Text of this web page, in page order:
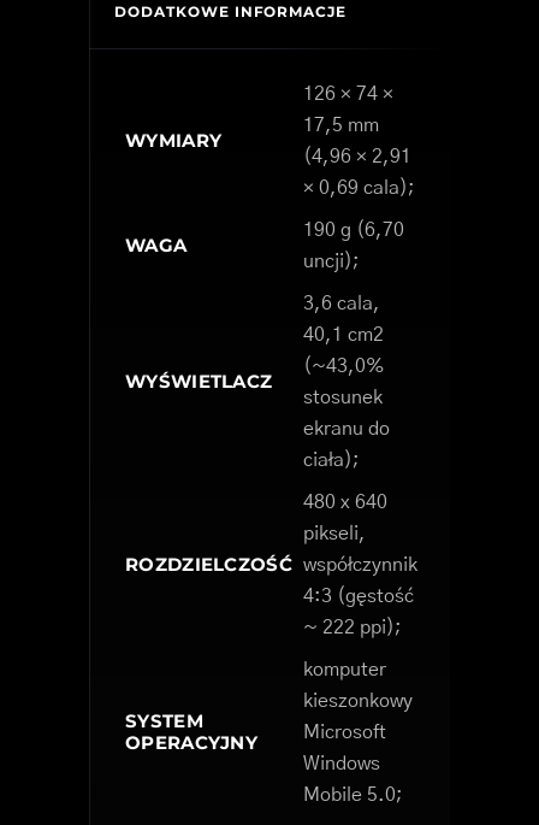
DODATKOWE INFORMACJE
WYMIARY
126 × 74 ×
17,5 mm
(4,96 × 2,91
× 0,69 cala);
WAGA
190 g (6,70
uncji);
WYŚWIETLACZ
3,6 cala,
40,1 cm2
(~43,0%
stosunek
ekranu do
ciała);
ROZDZIELCZOŚĆ
480 x 640
pikseli,
współczynnik
4:3 (gęstość
~ 222 ppi);
SYSTEM
OPERACYJNY
komputer
kieszonkowy
Microsoft
Windows
Mobile 5.0;